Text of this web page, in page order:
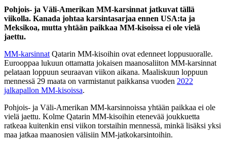
Pohjois- ja Väli-Amerikan MM-karsinnat jatkuvat tällä
viikolla. Kanada johtaa karsintasarjaa ennen USA:ta ja
Meksikoa, mutta yhtään paikkaa MM-kisoissa ei ole vielä
jaettu.
MM-karsinnat Qatarin MM-kisoihin ovat edenneet loppusuoralle.
Eurooppaa lukuun ottamatta jokaisen maanosaliiton MM-karsinnat
pelataan loppuun seuraavan viikon aikana. Maaliskuun loppuun
mennessä 29 maata on varmistanut paikkansa vuoden 2022
jalkapallon MM-kisoissa.
Pohjois- ja Väli-Amerikan MM-karsinnoissa yhtään paikkaa ei ole
vielä jaettu. Kolme Qatarin MM-kisoihin etenevää joukkuetta
ratkeaa kuitenkin ensi viikon torstaihin mennessä, minkä lisäksi yksi
maa jatkaa maanosien välisiin MM-jatkokarsintoihin.